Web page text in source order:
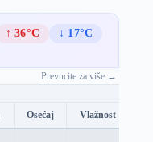
↑ 36°C
↓ 17°C
Prevucite za više →
Osećaj Vlažnost